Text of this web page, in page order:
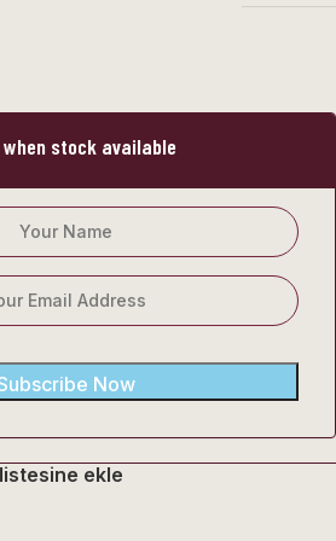
when stock available
Now
ekle